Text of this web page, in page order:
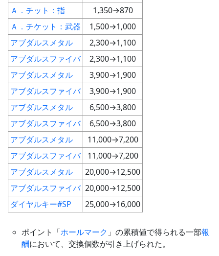
Ａ．チット：指
1,350→870
Ａ．チケット：武器
1,500→1,000
アブダルスメタル
2,300→1,100
アブダルスファイバ
2,300→1,100
アブダルスメタル
3,900→1,900
アブダルスファイバ
3,900→1,900
アブダルスメタル
6,500→3,800
アブダルスファイバ
6,500→3,800
アブダルスメタル
11,000→7,200
アブダルスファイバ
11,000→7,200
アブダルスメタル
20,000→12,500
アブダルスファイバ 20,000→12,500
ダイヤルキー#SP
25,000→16,000
ポイント「ホールマーク 」の累積値で得られる一部報
酬において、交換個数が引き上げられた。